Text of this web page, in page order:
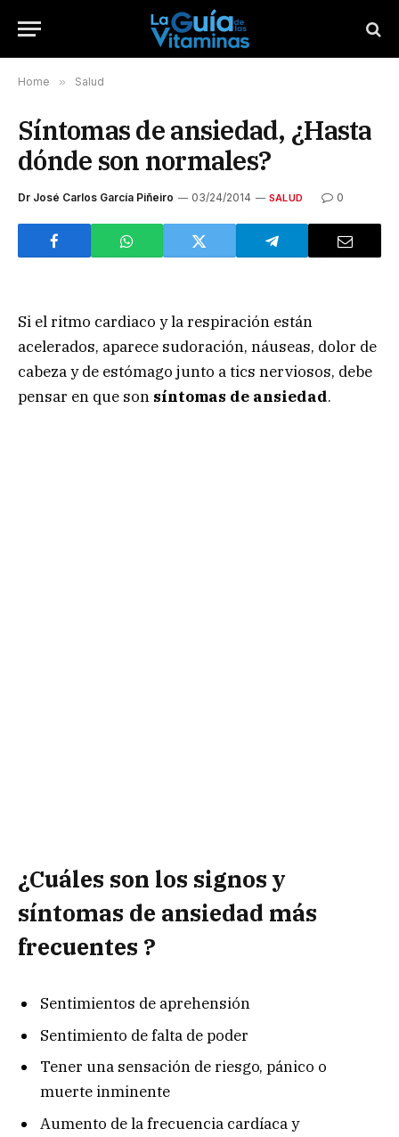
Home » Salud
Síntomas de ansiedad, ¿Hasta
dónde son normales?
Dr José Carlos García Piñeiro 03/24/2014 SALUD 0
Si el ritmo cardiaco y la respiración están
acelerados, aparece sudoración, náuseas, dolor de
cabeza y de estómago junto a tics nerviosos, debe
pensar en que son síntomas de ansiedad.
¿Cuáles son los signos y
síntomas de ansiedad más
frecuentes ?
Sentimientos de aprehensión
Sentimiento de falta de poder
Tener una sensación de riesgo, pánico o
muerte inminente
Aumento de la frecuencia cardíaca y